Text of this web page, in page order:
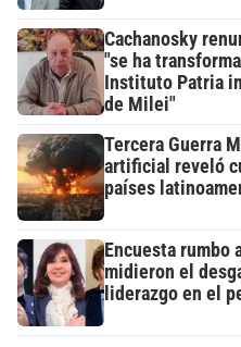
Cachanosky
"se ha
Instituto Patria
de Milei"
Tercera Guerra
artificial reveló
países
Encuesta rumbo
midieron el
liderazgo en el